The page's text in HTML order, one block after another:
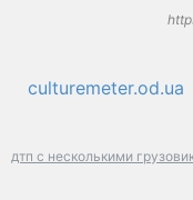
culturemeter.od.ua
дтп с несколькими